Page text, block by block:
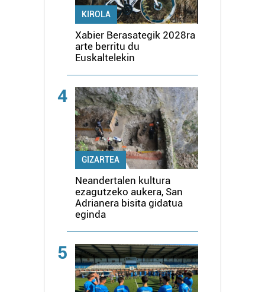
KIROLA
Xabier Berasategik 2028ra
arte berritu du
Euskaltelekin
4
GIZARTEA
Neandertalen kultura
ezagutzeko aukera, San
Adrianera bisita gidatua
eginda
5